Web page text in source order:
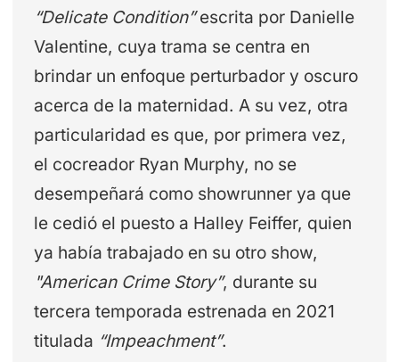
“Delicate Condition”escrita por Danielle
Valentine, cuya trama se centra en
brindar un enfoque perturbador y oscuro
acerca de la maternidad. A su vez, otra
particularidad es que, por primera vez,
el cocreador Ryan Murphy, no se
desempeñará como showrunner ya que
le cedió el puesto a Halley Feiffer, quien
ya había trabajado en su otro show,
"American Crime Story”, durante su
tercera temporada estrenada en 2021
titulada “Impeachment”.